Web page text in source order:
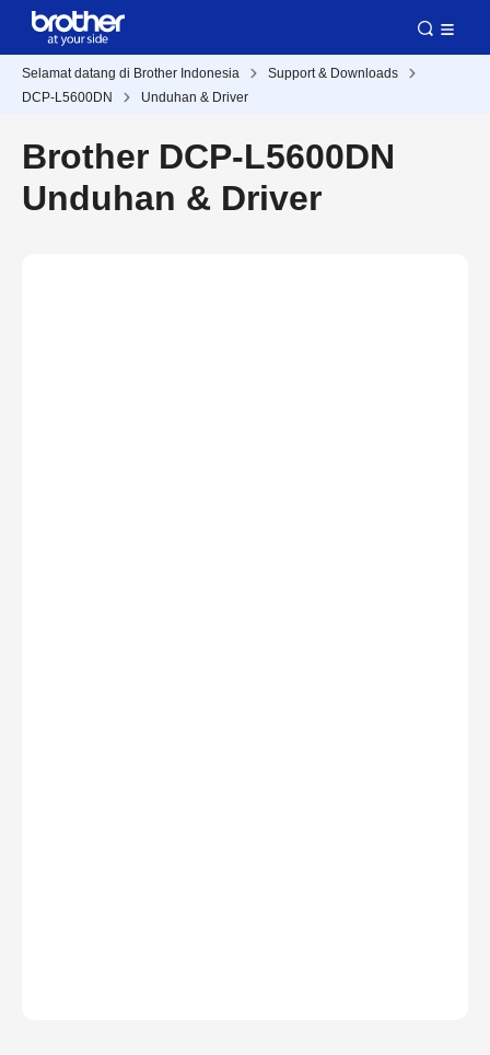
Selamat datang di Brother Indonesia
Support & Downloads
DCP-L5600DN
Unduhan & Driver
Brother DCP-L5600DN
Unduhan & Driver